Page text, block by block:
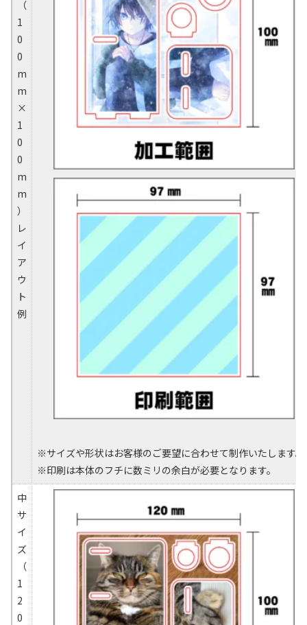
（
1
0
0
m
m
×
1
0
0
m
m
）
レ
イ
ア
ウ
ト
例
※サイズや形状はお客様のご要望に合わせて制作いたします。
※印刷は本体のフチに数ミリの余白が必要となります。
中
サ
イ
ズ
（
1
2
0